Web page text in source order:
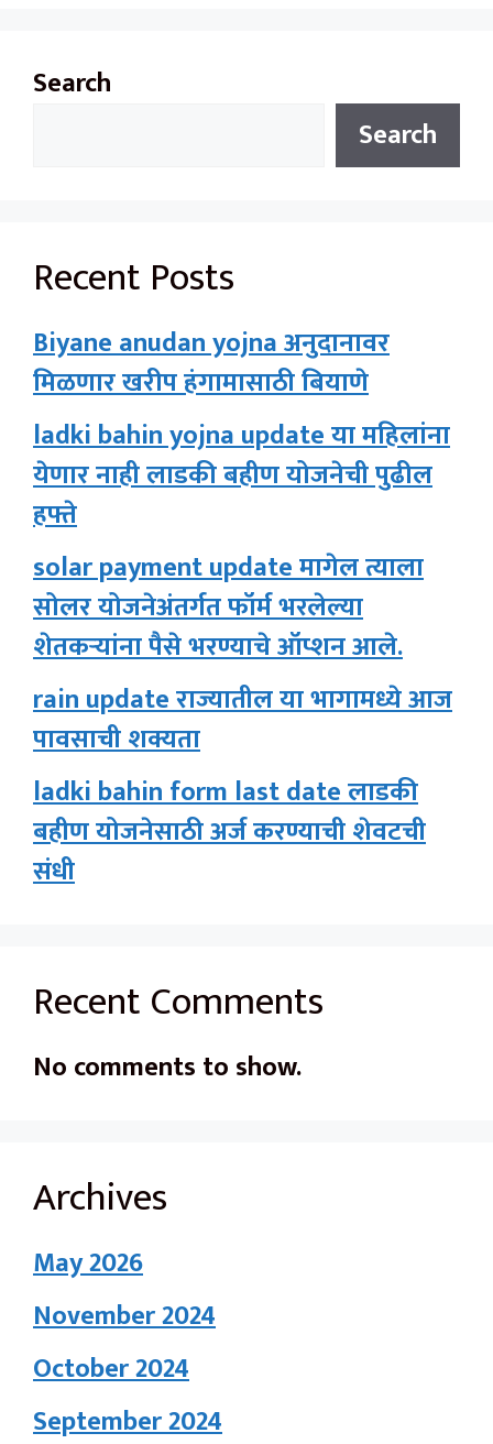
Search
Search
Recent Posts
Biyane anudan yojna अनुदानावर
मिळणार खरीप हंगामासाठी बियाणे
ladki bahin yojna update या महिलांना
येणार नाही लाडकी बहीण योजनेची पुढील
हफ्ते
solar payment update मागेल त्याला
सोलर योजनेअंतर्गत फॉर्म भरलेल्या
शेतकऱ्यांना पैसे भरण्याचे ऑप्शन आले.
rain update राज्यातील या भागामध्ये आज
पावसाची शक्यता
ladki bahin form last date लाडकी
बहीण योजनेसाठी अर्ज करण्याची शेवटची
संधी
Recent Comments
No comments to show.
Archives
May 2026
November 2024
October 2024
September 2024